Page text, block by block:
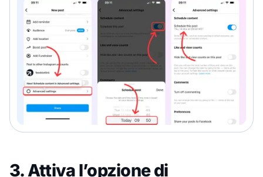
3. Attiva l’opzione di